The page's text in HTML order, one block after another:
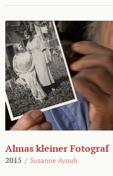
Almas kleiner Fotograf
2015 / Susanne Ayoub